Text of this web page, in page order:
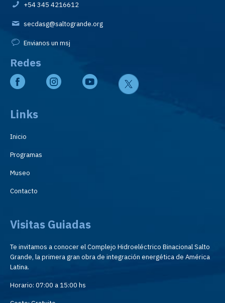
+54 345 4216612
secdasg@saltogrande.org
Envianos un msj
Redes
Links
Inicio
Programas
Museo
Contacto
Visitas Guiadas
Te invitamos a conocer el Complejo Hidroeléctrico Binacional Salto
Grande, la primera gran obra de integración energética de América
Latina.
Horario: 07:00 a 15:00 hs